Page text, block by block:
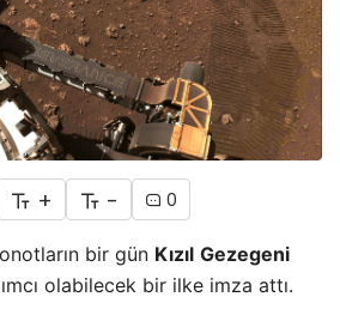
+ - 0
bir gün Kızıl Gezegeni
olabilecek bir ilke imza attı.